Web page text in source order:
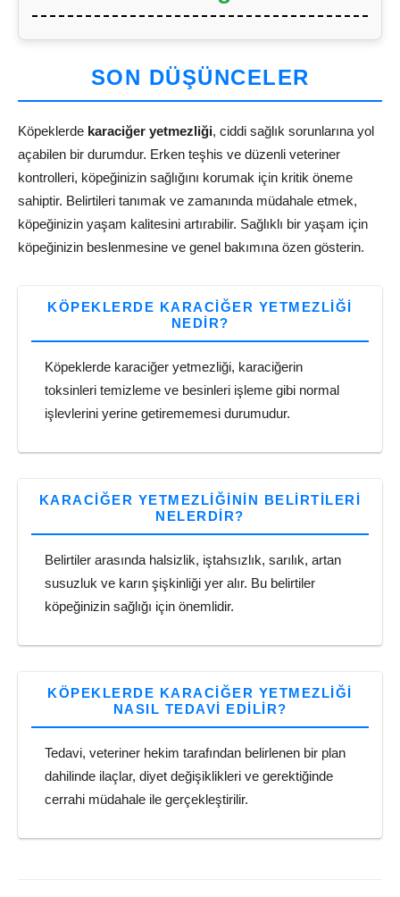
SON DÜŞÜNCELER
Köpeklerde karaciğer yetmezliği, ciddi sağlık sorunlarına yol
açabilen bir durumdur. Erken teşhis ve düzenli veteriner
kontrolleri, köpeğinizin sağlığını korumak için kritik öneme
sahiptir. Belirtileri tanımak ve zamanında müdahale etmek,
köpeğinizin yaşam kalitesini artırabilir. Sağlıklı bir yaşam için
köpeğinizin beslenmesine ve genel bakımına özen gösterin.
KÖPEKLERDE KARACIĞER YETMEZLIĞI
NEDIR?
Köpeklerde karaciğer yetmezliği, karaciğerin
toksinleri temizleme ve besinleri işleme gibi normal
işlevlerini yerine getirememesi durumudur.
KARACIĞER YETMEZLIĞININ BELIRTILERI
NELERDIR?
Belirtiler arasında halsizlik, iştahsızlık, sarılık, artan
susuzluk ve karın şişkinliği yer alır. Bu belirtiler
köpeğinizin sağlığı için önemlidir.
KÖPEKLERDE KARACIĞER YETMEZLIĞI
NASIL TEDAVI EDILIR?
Tedavi, veteriner hekim tarafından belirlenen bir plan
dahilinde ilaçlar, diyet değişiklikleri ve gerektiğinde
cerrahi müdahale ile gerçekleştirilir.